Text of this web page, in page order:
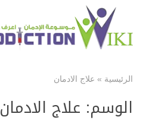
الرئيسية » علاج الادمان
الوسم: علاج الادمان